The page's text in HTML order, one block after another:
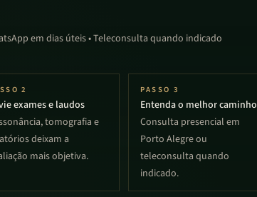
em dias úteis • Teleconsulta quando indicado
2
exames e laudos
tomografia e
deixam a
mais objetiva.
PASSO 3
Entenda o melhor caminho
Consulta presencial em
Porto Alegre ou
teleconsulta quando
indicado.